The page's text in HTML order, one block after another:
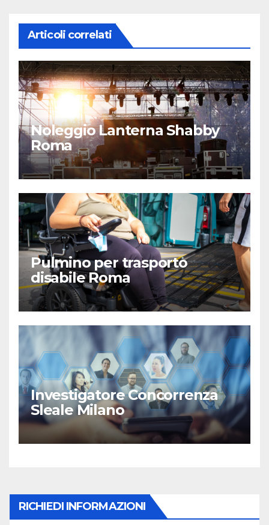
Articoli correlati
Noleggio Lanterna Shabby
Roma
Pulmino per trasporto
disabile Roma
Investigatore Concorrenza
Sleale Milano
RICHIEDI INFORMAZIONI